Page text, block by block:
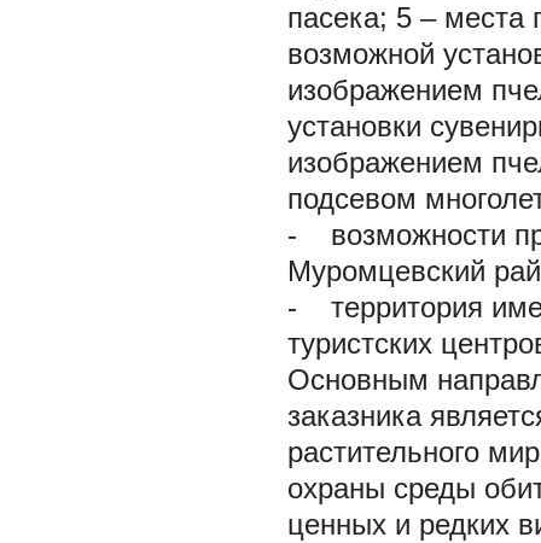
пасека; 5 – места
возможной
изображением
установки
изображением
подсевом
- возможности
Муромцевский
- территория
туристских
Основным
заказника
растительного
охраны среды
ценных и редких